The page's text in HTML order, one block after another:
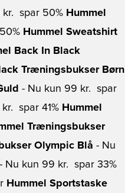
 spar 50% Hummel
Hummel Sweatshirt
Back In Black
Træningsbukser Børn
- Nu kun 99 kr.  spar
 spar 41% Hummel
Træningsbukser
Olympic Blå - Nu
- Nu kun 99 kr.  spar 33%
Hummel Sportstaske